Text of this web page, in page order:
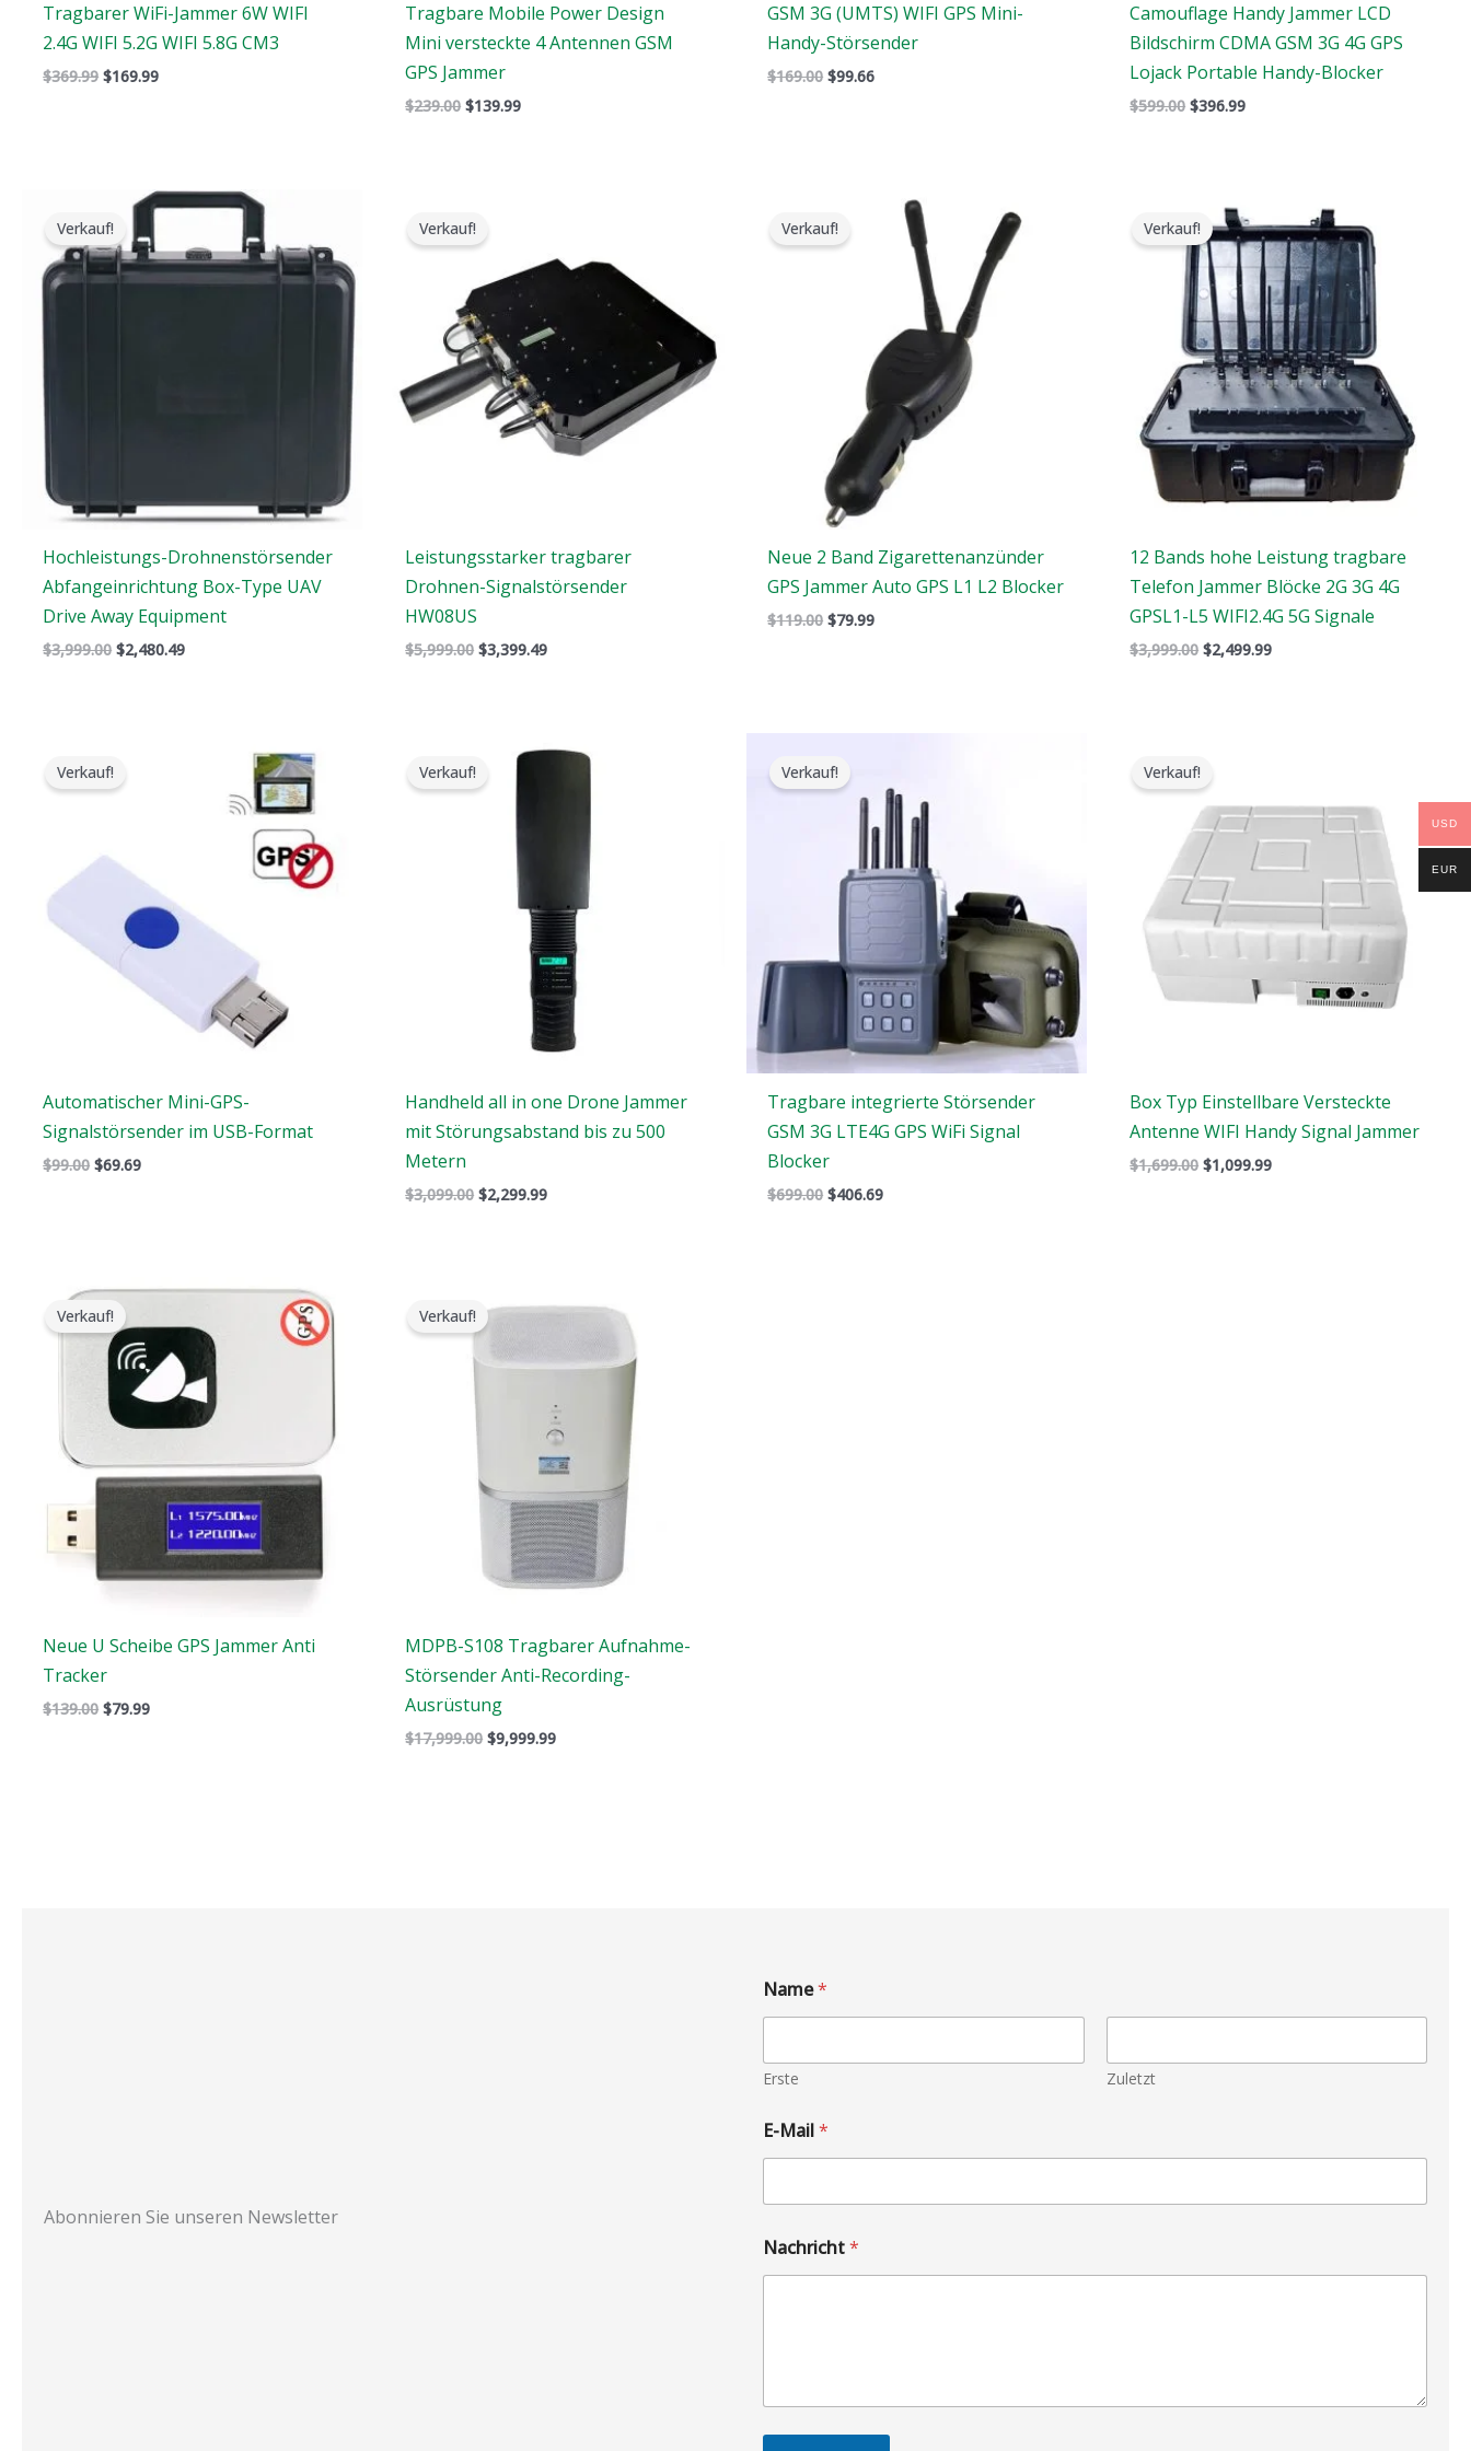
Tragbarer WiFi-Jammer 6W WIFI
2.4G WIFI 5.2G WIFI 5.8G CM3
$369.99 $169.99
Tragbare Mobile Power Design
Mini versteckte 4 Antennen GSM
GPS Jammer
$239.00 $139.99
GSM 3G (UMTS) WIFI GPS Mini-
Handy-Störsender
$169.00 $99.66
Camouflage Handy Jammer LCD
Bildschirm CDMA GSM 3G 4G GPS
Lojack Portable Handy-Blocker
$599.00 $396.99
Verkauf!
Hochleistungs-Drohnenstörsender
Abfangeinrichtung Box-Type UAV
Drive Away Equipment
$3,999.00
Der
ursprüngliche
Preis
war:
$3,999.00.
$2,480.49
Der
aktuelle
ist:
$2,480.49.
Verkauf!
Leistungsstarker tragbarer
Drohnen-Signalstörsender
HW08US
$5,999.00
$5,999.00.
$3,399.49
ist:
$3,399.49.
Verkauf!
Neue 2 Band Zigarettenanzünder
GPS Jammer Auto GPS L1 L2 Blocker
$119.00
ursprüngliche
Preis
$79.99
aktuelle
Preis
$79.99.
Verkauf!
12 Bands hohe Leistung tragbare
Telefon Jammer Blöcke 2G 3G 4G
GPSL1-L5 WIFI2.4G 5G Signale
$3,999.00
ursprüngliche
Preis
war:
$3,999.00.
$2,499.99
aktuelle
Preis
ist:
$2,499.99.
Verkauf!
Automatischer Mini-GPS-
Signalstörsender im USB-Format
$99.00
ursprüngliche
Preis
$69.69
Verkauf!
Handheld all in one Drone Jammer
mit Störungsabstand bis zu 500
Metern
$3,099.00
ursprüngliche
Preis
$2,299.99
aktuelle
Verkauf!
Tragbare integrierte Störsender
GSM 3G LTE4G GPS WiFi Signal
Blocker
$699.00
ursprüngliche
Preis
war:
$699.00.
$406.69
ist:
$406.69.
Verkauf!
Box Typ Einstellbare Versteckte
Antenne WIFI Handy Signal Jammer
$1,699.00
$1,699.00.
$1,099.99
$1,099.99.
Verkauf!
Neue U Scheibe GPS Jammer Anti
Tracker
$139.00
Der
ursprüngliche
Preis
war:
$139.00.
$79.99
Der
Preis
$79.99.
Verkauf!
MDPB-S108 Tragbarer Aufnahme-
Störsender Anti-Recording-
Ausrüstung
$17,999.00
ursprüngliche
Preis
$17,999.00.
$9,999.99
aktuelle
$9,999.99.
Abonnieren Sie unseren Newsletter
Name*
Erste Zuletzt
E-Mail*
Nachricht*
USD
EUR